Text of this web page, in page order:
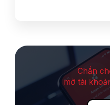
Chần
mở tài